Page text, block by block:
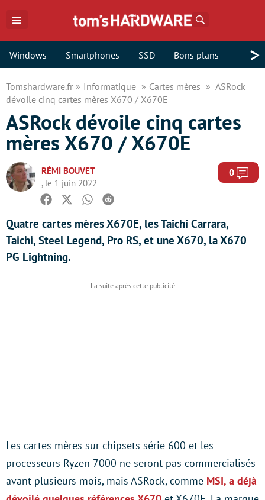
Windows Smartphones SSD Bons plans >
Tomshardware.fr Informatique Cartes mères
ASRock
dévoile cinq cartes mères X670 / X670E
ASRock dévoile cinq cartes
mères X670 / X670E
RÉMI BOUVET
, le 1 juin 2022
0
Facebook
TwitterWhatsapp
Reddit
Quatre cartes mères X670E, les Taichi Carrara,
Taichi, Steel Legend, Pro RS, et une X670, la X670
PG Lightning.
Les cartes mères sur chipsets série 600 et les
processeurs Ryzen 7000 ne seront pas commercialisés
avant plusieurs mois, mais ASRock, comme MSI, a déjà